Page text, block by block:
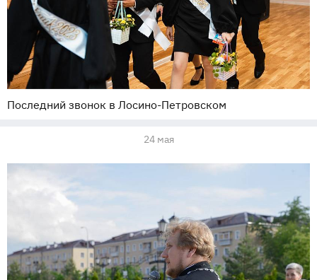
Последний звонок в Лосино-Петровском
24 мая